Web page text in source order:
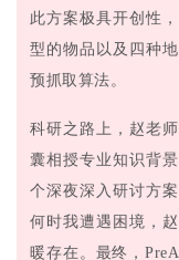
此方案极具开创性
型的物品以及四种
预抓取算法。
科研之路上， 赵老
囊相授专业知识背
个深夜深入研讨方
何时我遭遇困境，
暖存在。最终，